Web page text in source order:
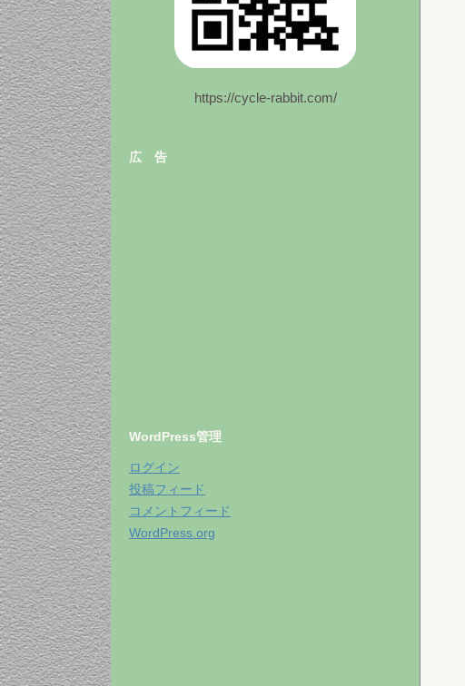
https://cycle-rabbit.com/
広 告
WordPress管理
ログイン
投稿フィード
コメントフィード
WordPress.org